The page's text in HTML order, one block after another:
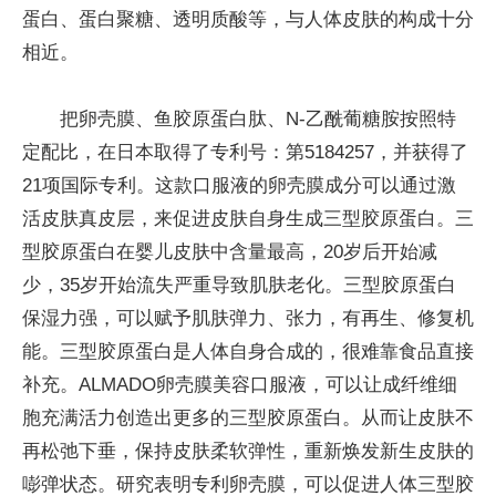
蛋白、蛋白聚糖、透明质酸等，与人体皮肤的构成十分
相近。
把卵壳膜、鱼胶原蛋白肽、N-乙酰葡糖胺按照特
定配比，在日本取得了专利号：第5184257，并获得了
21项国际专利。这款口服液的卵壳膜成分可以通过激
活皮肤真皮层，来促进皮肤自身生成三型胶原蛋白。三
型胶原蛋白在婴儿皮肤中含量最高，20岁后开始减
少，35岁开始流失严重导致肌肤老化。三型胶原蛋白
保湿力强，可以赋予肌肤弹力、张力，有再生、修复机
能。三型胶原蛋白是人体自身合成的，很难靠食品直接
补充。ALMADO卵壳膜美容口服液，可以让成纤维细
胞充满活力创造出更多的三型胶原蛋白。从而让皮肤不
再松弛下垂，保持皮肤柔软弹性，重新焕发新生皮肤的
嘭弹状态。研究表明专利卵壳膜，可以促进人体三型胶